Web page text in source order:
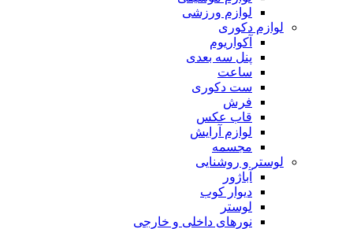
لوازم ورزشی
لوازم دکوری
آکواریوم
پنل سه بعدی
ساعت
ست دکوری
فرش
قاب عکس
لوازم آرایش
مجسمه
لوستر و روشنایی
آباژور
دیوار کوب
لوستر
نورهای داخلی و خارجی